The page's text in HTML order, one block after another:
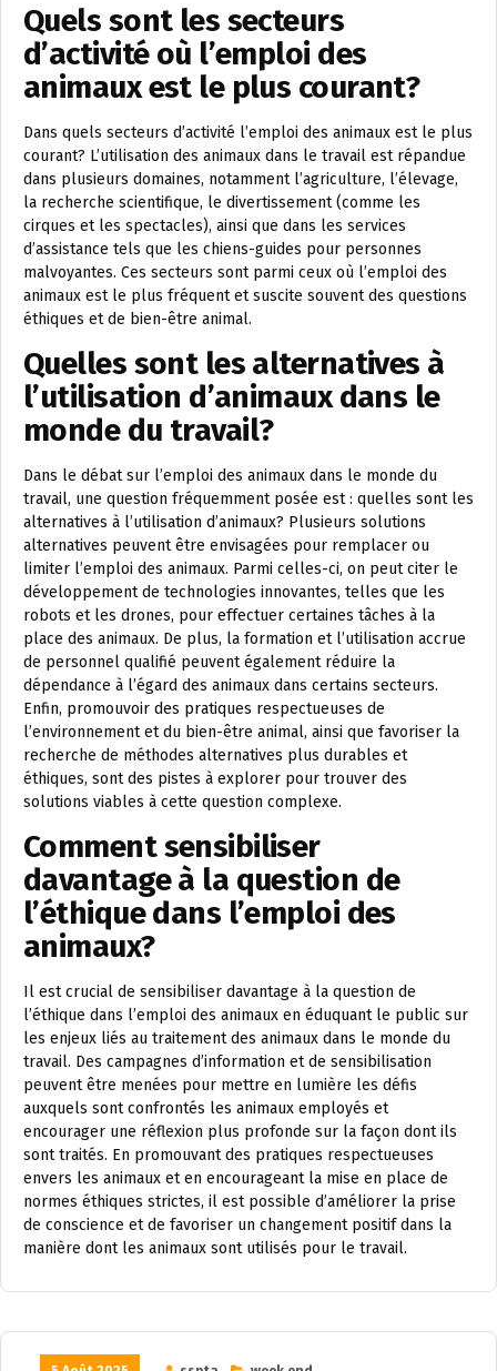
Quels sont les secteurs
d’activité où l’emploi des
animaux est le plus courant?
Dans quels secteurs d’activité l’emploi des animaux est le plus
courant? L’utilisation des animaux dans le travail est répandue
dans plusieurs domaines, notamment l’agriculture, l’élevage,
la recherche scientifique, le divertissement (comme les
cirques et les spectacles), ainsi que dans les services
d’assistance tels que les chiens-guides pour personnes
malvoyantes. Ces secteurs sont parmi ceux où l’emploi des
animaux est le plus fréquent et suscite souvent des questions
éthiques et de bien-être animal.
Quelles sont les alternatives à
l’utilisation d’animaux dans le
monde du travail?
Dans le débat sur l’emploi des animaux dans le monde du
travail, une question fréquemment posée est : quelles sont les
alternatives à l’utilisation d’animaux? Plusieurs solutions
alternatives peuvent être envisagées pour remplacer ou
limiter l’emploi des animaux. Parmi celles-ci, on peut citer le
développement de technologies innovantes, telles que les
robots et les drones, pour effectuer certaines tâches à la
place des animaux. De plus, la formation et l’utilisation accrue
de personnel qualifié peuvent également réduire la
dépendance à l’égard des animaux dans certains secteurs.
Enfin, promouvoir des pratiques respectueuses de
l’environnement et du bien-être animal, ainsi que favoriser la
recherche de méthodes alternatives plus durables et
éthiques, sont des pistes à explorer pour trouver des
solutions viables à cette question complexe.
Comment sensibiliser
davantage à la question de
l’éthique dans l’emploi des
animaux?
Il est crucial de sensibiliser davantage à la question de
l’éthique dans l’emploi des animaux en éduquant le public sur
les enjeux liés au traitement des animaux dans le monde du
travail. Des campagnes d’information et de sensibilisation
peuvent être menées pour mettre en lumière les défis
auxquels sont confrontés les animaux employés et
encourager une réflexion plus profonde sur la façon dont ils
sont traités. En promouvant des pratiques respectueuses
envers les animaux et en encourageant la mise en place de
normes éthiques strictes, il est possible d’améliorer la prise
de conscience et de favoriser un changement positif dans la
manière dont les animaux sont utilisés pour le travail.